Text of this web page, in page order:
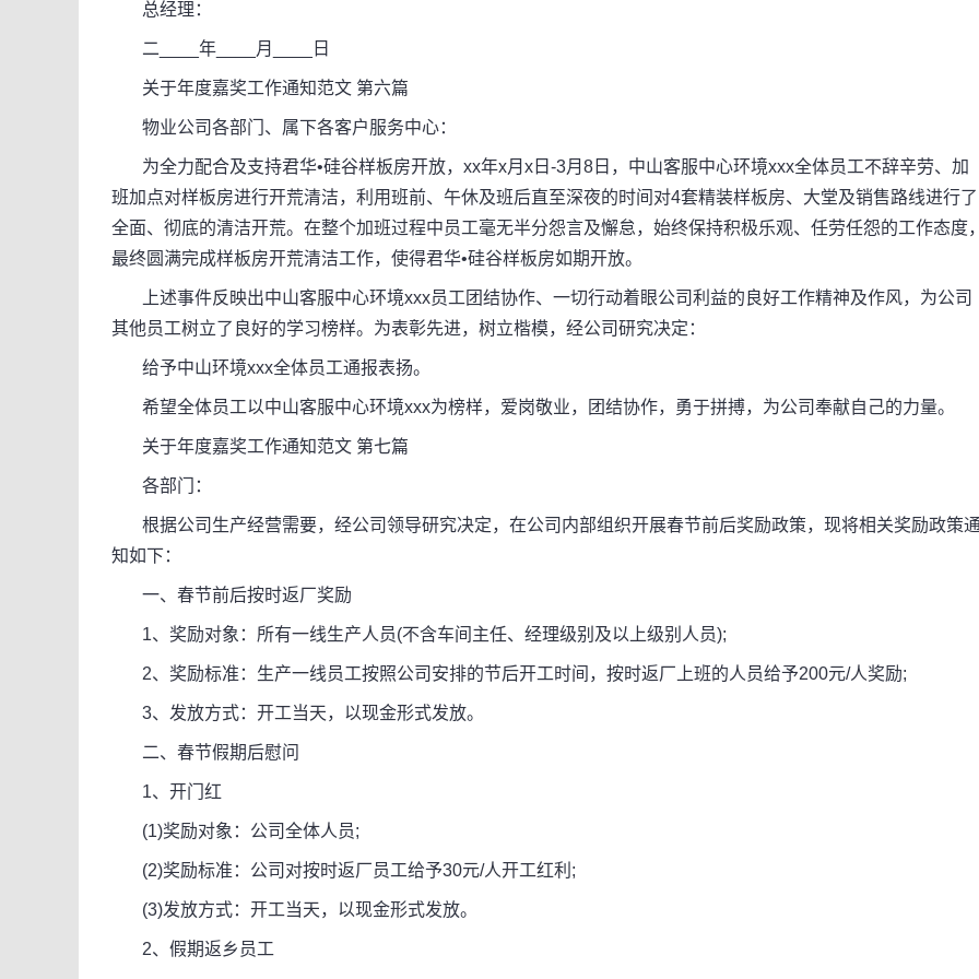
总经理：
二____年____月____日
关于年度嘉奖工作通知范文 第六篇
物业公司各部门、属下各客户服务中心：
为全力配合及支持君华•硅谷样板房开放，xx年x月x日-3月8日，中山客服中心环境xxx全体员工不辞辛劳、加
班加点对样板房进行开荒清洁，利用班前、午休及班后直至深夜的时间对4套精装样板房、大堂及销售路线进行了
全面、彻底的清洁开荒。在整个加班过程中员工毫无半分怨言及懈怠，始终保持积极乐观、任劳任怨的工作态度
最终圆满完成样板房开荒清洁工作，使得君华•硅谷样板房如期开放。
上述事件反映出中山客服中心环境xxx员工团结协作、一切行动着眼公司利益的良好工作精神及作风，为公司
其他员工树立了良好的学习榜样。为表彰先进，树立楷模，经公司研究决定：
给予中山环境xxx全体员工通报表扬。
希望全体员工以中山客服中心环境xxx为榜样，爱岗敬业，团结协作，勇于拼搏，为公司奉献自己的力量。
关于年度嘉奖工作通知范文 第七篇
各部门：
根据公司生产经营需要，经公司领导研究决定，在公司内部组织开展春节前后奖励政策，现将相关奖励政策
知如下：
一、春节前后按时返厂奖励
1、奖励对象：所有一线生产人员(不含车间主任、经理级别及以上级别人员);
2、奖励标准：生产一线员工按照公司安排的节后开工时间，按时返厂上班的人员给予200元/人奖励;
3、发放方式：开工当天，以现金形式发放。
二、春节假期后慰问
1、开门红
(1)奖励对象：公司全体人员;
(2)奖励标准：公司对按时返厂员工给予30元/人开工红利;
(3)发放方式：开工当天，以现金形式发放。
2、假期返乡员工